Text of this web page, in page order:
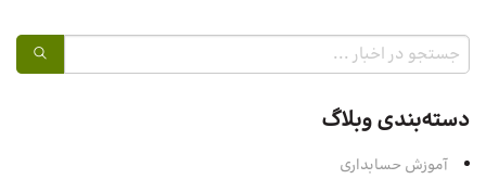
دسته‌بندی وبلاگ
آموزش حسابداری